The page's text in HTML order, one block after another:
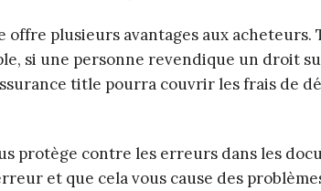
offre plusieurs avantages aux
si une personne revendique un droit
title pourra couvrir les frais de
protège contre les erreurs dans les
et que cela vous cause des